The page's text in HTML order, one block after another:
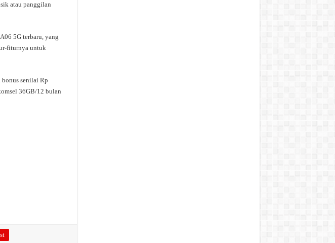
atau panggilan
5G terbaru, yang
fiturnya untuk
senilai Rp
36GB/12 bulan